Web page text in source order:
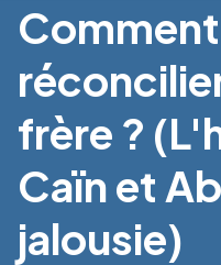
frère ?
Caïn et
jalousie)